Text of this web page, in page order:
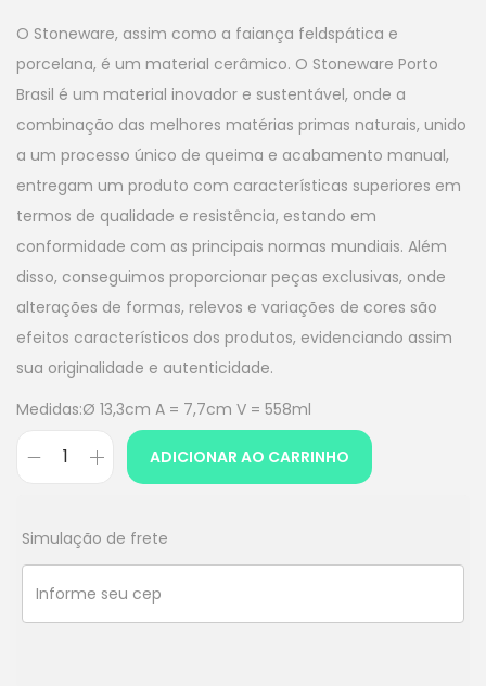
O Stoneware, assim como a faiança feldspática e
porcelana, é um material cerâmico. O Stoneware Porto
Brasil é um material inovador e sustentável, onde a
combinação das melhores matérias primas naturais, unido
a um processo único de queima e acabamento manual,
entregam um produto com características superiores em
termos de qualidade e resistência, estando em
conformidade com as principais normas mundiais. Além
disso, conseguimos proporcionar peças exclusivas, onde
alterações de formas, relevos e variações de cores são
efeitos característicos dos produtos, evidenciando assim
sua originalidade e autenticidade.
Medidas:Ø 13,3cm A = 7,7cm V = 558ml
ADICIONAR AO CARRINHO
Simulação de frete